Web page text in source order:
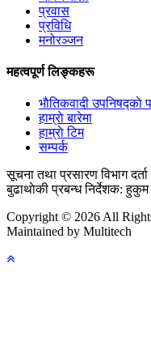
प्रवास
प्रविधि
मनोरञ्जन
महत्वपूर्ण लिङ्कहरू
भाैतिकवादी उपनिषद्काे
हाम्राे बारेमा
हाम्राे टिम
सम्पर्क
सूचना तथा प्रसारण विभाग
बुढाथाेकी प्रबन्ध निर्देशक: हुकुम
Copyright © 2026 All
Maintained by Multitech